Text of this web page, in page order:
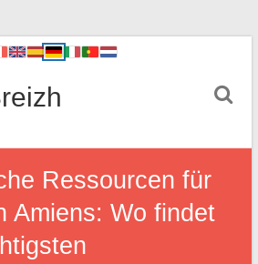
Ressourcen für
Amiens: Wo findet